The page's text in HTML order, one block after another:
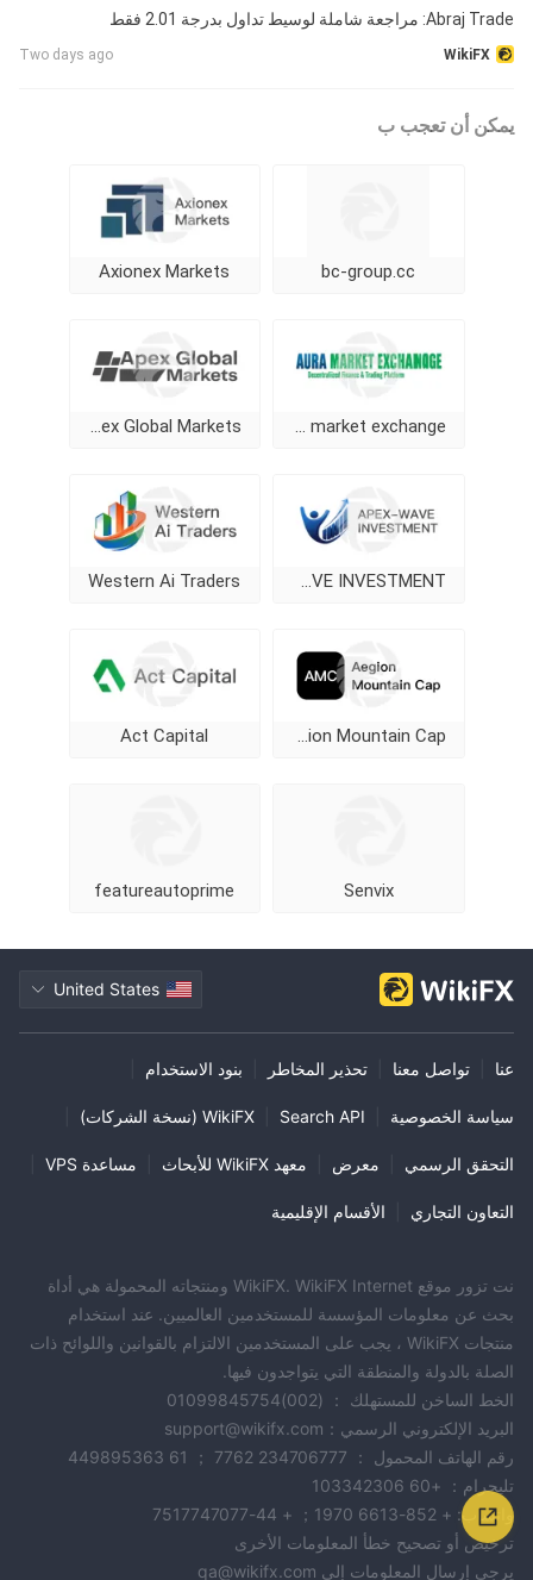
Abraj Trade: مراجعة شاملة لوسيط تداول بدرجة 2.01 فقط
WikiFX
Two days ago
يمكن أن تعجب ب
bc-group.cc
Axionex Markets
Aura market exchange
Apex Global Markets
APEX-WAVE INVESTMENT
Western Ai Traders
Aegion Mountain Cap
Act Capital
Senvix
featureautoprime
United States
عنا تواصل معنا تحذير المخاطر بنود الاستخدام
سياسة الخصوصية Search API WikiFX (نسخة الشركات)
التحقق الرسمي معرض معهد WikiFX للأبحاث مساعدة VPS
التعاون التجاري الأقسام الإقليمية
نت تزور موقع WikiFX. WikiFX Internet ومنتجاته المحمولة هي أداة
بحث عن معلومات المؤسسة للمستخدمين العالميين. عند استخدام
منتجات WikiFX ، يجب على المستخدمين الالتزام بالقوانين واللوائح ذات
الصلة بالدولة والمنطقة التي يتواجدون فيها.
الخط الساخن للمستهلك ： (002)01099845754
البريد الإلكتروني الرسمي：support@wikifx.com
رقم الهاتف المحمول ： 234706777 7762 ； 61 449895363
تليجرام： +60 103342306
واتساب: + 852-6613 1970； + 44-7517747077
ترخيص أو تصحيح خطأ المعلومات الأخرى
يرجى إرسال المعلومات إلى qa@wikifx.com